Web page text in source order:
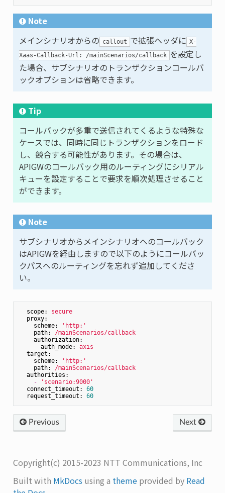
Note
メインシナリオからの callout で拡張ヘッダに X-
Xaas-Callback-Url: /mainScenarios/callback を設定し
た場合、サブシナリオのトランザクションコールバ
ックオプションは省略できます。
Tip
コールバックが多重で送信されてくるような特殊な
ケースでは、同時に同じトランザクションをロード
し、競合する可能性があります。その場合は、
APIGWのコールバック用のルーティングにシリアル
キューを設定することで要求を順次処理させること
ができます。
Note
サブシナリオからメインシナリオへのコールバック
はAPIGWを経由しますので以下のようにコールバッ
クパスへのルーティングを忘れず追加してくださ
い。
scope:
secure
proxy:
scheme:
'http:'
path:
/mainScenarios/callback
authorization:
auth_mode:
axis
target:
scheme:
'http:'
path:
/mainScenarios/callback
authorities:
-
'scenario:9000'
connect_timeout:
60
request_timeout:
60
Next
Previous
Copyright(c) 2015-2023 NTT Communications, Inc
Built with MkDocs using a themeprovided by Read